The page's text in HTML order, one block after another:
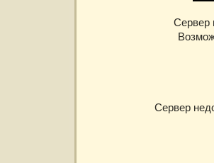
Сервер
Сервер